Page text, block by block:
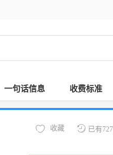
一句话信息 收费标准
已有
收藏